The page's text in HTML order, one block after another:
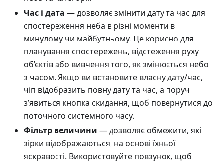
Час і дата — дозволяє змінити дату та час для
спостереження неба в різні моменти в
минулому чи майбутньому. Це корисно для
планування спостережень, відстеження руху
об’єктів або вивчення того, як змінюється небо
з часом. Якщо ви встановите власну дату/час,
чіп відобразить повну дату та час, а поруч
з’явиться кнопка скидання, щоб повернутися до
поточного системного часу.
Фільтр величини — дозволяє обмежити, які
зірки відображаються, на основі їхньої
яскравості. Використовуйте повзунок, щоб